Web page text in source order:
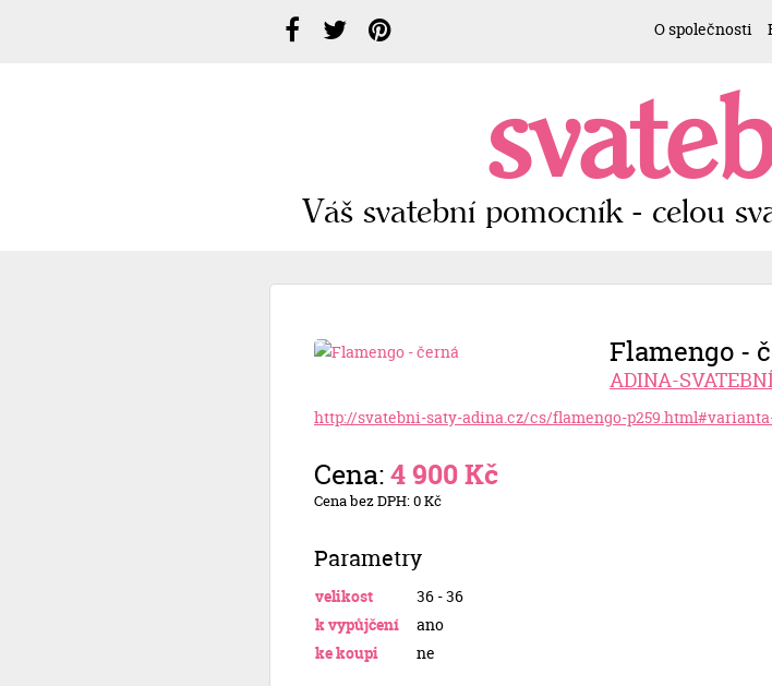
O společnosti
Váš svatební pomocník - celou
Flamengo -
ADINA-
http://svatebni-saty-adina.cz/cs/flamengo-
Cena:4 900 Kč
Cena bez DPH: 0 Kč
Parametry
velikost
36 - 36
k vypůjčení
ano
ke koupi
ne